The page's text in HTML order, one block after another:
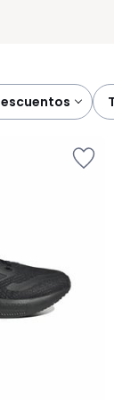
descuentos